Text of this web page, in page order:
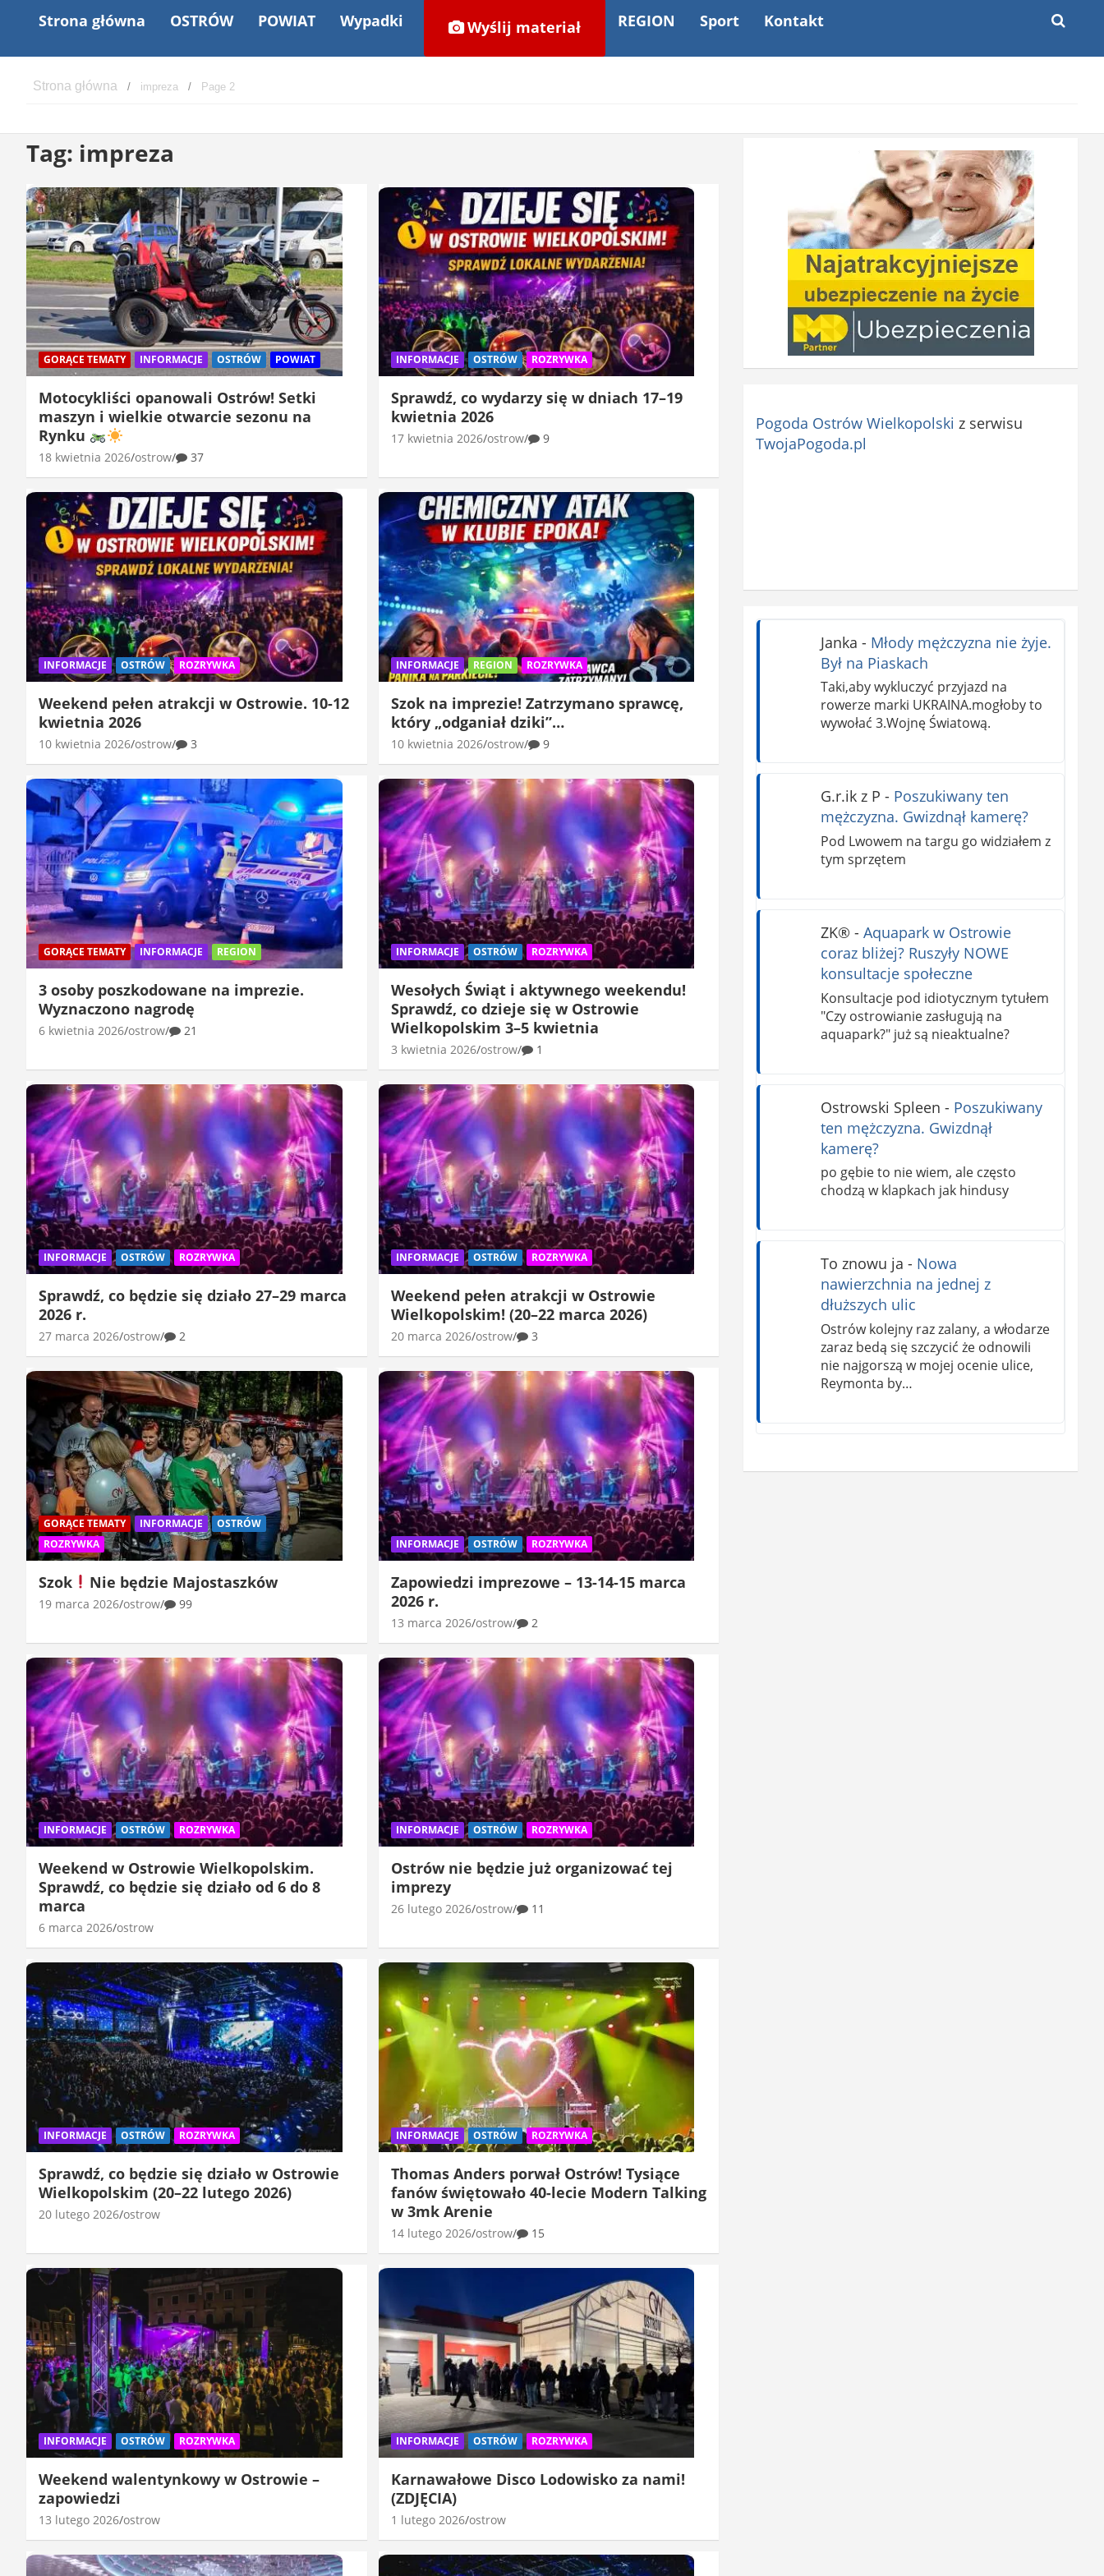
Strona główna OSTRÓW POWIAT Wypadki Wyślij materiał REGION Sport Kontakt
impreza Page 2
Tag: impreza
GORĄCE TEMATY INFORMACJE OSTRÓW POWIAT
Motocykliści opanowali Ostrów! Setki
maszyn i wielkie otwarcie sezonu na
Rynku
18 kwietnia 2026 ostrow 37
INFORMACJE OSTRÓW ROZRYWKA
Sprawdź, co wydarzy się w dniach 17–19
kwietnia 2026
17 kwietnia 2026 ostrow 9
INFORMACJE OSTRÓW ROZRYWKA
Weekend pełen atrakcji w Ostrowie. 10-12
kwietnia 2026
10 kwietnia 2026 ostrow 3
INFORMACJE REGION ROZRYWKA
Szok na imprezie! Zatrzymano sprawcę,
który „odganiał dziki”…
10 kwietnia 2026 ostrow 9
GORĄCE TEMATY INFORMACJE REGION
3 osoby poszkodowane na imprezie.
Wyznaczono nagrodę
6 kwietnia 2026 ostrow 21
INFORMACJE OSTRÓW ROZRYWKA
Wesołych Świąt i aktywnego weekendu!
Sprawdź, co dzieje się w Ostrowie
Wielkopolskim 3–5 kwietnia
3 kwietnia 2026 ostrow 1
INFORMACJE OSTRÓW ROZRYWKA
Sprawdź, co będzie się działo 27–29 marca
2026 r.
27 marca 2026 ostrow 2
INFORMACJE OSTRÓW ROZRYWKA
Weekend pełen atrakcji w Ostrowie
Wielkopolskim! (20–22 marca 2026)
20 marca 2026 ostrow 3
GORĄCE TEMATY INFORMACJE
OSTRÓW
ROZRYWKA
Szok Nie będzie Majostaszków
19 marca 2026 ostrow 99
INFORMACJE OSTRÓW ROZRYWKA
Zapowiedzi imprezowe – 13-14-15 marca
2026 r.
13 marca 2026 ostrow 2
INFORMACJE OSTRÓW ROZRYWKA
Weekend w Ostrowie Wielkopolskim.
Sprawdź, co będzie się działo od 6 do 8
marca
6 marca 2026 ostrow
INFORMACJE OSTRÓW ROZRYWKA
Ostrów nie będzie już organizować tej
imprezy
26 lutego 2026 ostrow 11
INFORMACJE OSTRÓW ROZRYWKA
Sprawdź, co będzie się działo w Ostrowie
Wielkopolskim (20–22 lutego 2026)
20 lutego 2026 ostrow
INFORMACJE OSTRÓW ROZRYWKA
Thomas Anders porwał Ostrów! Tysiące
fanów świętowało 40-lecie Modern Talking
w 3mk Arenie
14 lutego 2026 ostrow 15
INFORMACJE OSTRÓW ROZRYWKA
Weekend walentynkowy w Ostrowie –
zapowiedzi
13 lutego 2026 ostrow
INFORMACJE OSTRÓW ROZRYWKA
Karnawałowe Disco Lodowisko za nami!
(ZDJĘCIA)
1 lutego 2026 ostrow
Pogoda Ostrów Wielkopolski z serwisu
TwojaPogoda.pl
Janka - Młody mężczyzna nie żyje.
Był na Piaskach
Taki,aby wykluczyć przyjazd na
rowerze marki UKRAINA.mogłoby to
wywołać 3.Wojnę Światową.
G.r.ik z P - Poszukiwany ten
mężczyzna. Gwizdnął kamerę?
Pod Lwowem na targu go widziałem z
tym sprzętem
ZK®️ - Aquapark w Ostrowie
coraz bliżej? Ruszyły NOWE
konsultacje społeczne
Konsultacje pod idiotycznym tytułem
"Czy ostrowianie zasługują na
aquapark?" już są nieaktualne?
Ostrowski Spleen - Poszukiwany
ten mężczyzna. Gwizdnął
kamerę?
po gębie to nie wiem, ale często
chodzą w klapkach jak hindusy
To znowu ja - Nowa
nawierzchnia na jednej z
dłuższych ulic
Ostrów kolejny raz zalany, a włodarze
zaraz bedą się szczycić że odnowili
nie najgorszą w mojej ocenie ulice,
Reymonta by…